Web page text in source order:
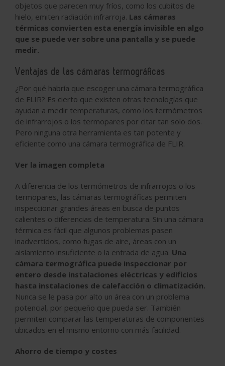
objetos que parecen muy fríos, como los cubitos de
hielo, emiten radiación infrarroja. Las cámaras
térmicas convierten esta energía invisible en algo
que se puede ver sobre una pantalla y se puede
medir.
Ventajas de las cámaras termográficas
¿Por qué habría que escoger una cámara termográfica
de FLIR? Es cierto que existen otras tecnologías que
ayudan a medir temperaturas, como los termómetros
de infrarrojos o los termopares por citar tan solo dos.
Pero ninguna otra herramienta es tan potente y
eficiente como una cámara termográfica de FLIR.
Ver la imagen completa
A diferencia de los termómetros de infrarrojos o los
termopares, las cámaras termográficas permiten
inspeccionar grandes áreas en busca de puntos
calientes o diferencias de temperatura. Sin una cámara
térmica es fácil que algunos problemas pasen
inadvertidos, como fugas de aire, áreas con un
aislamiento insuficiente o la entrada de agua. Una
cámara termográfica puede inspeccionar por
entero desde instalaciones eléctricas y edificios
hasta instalaciones de calefacción o climatización.
Nunca se le pasa por alto un área con un problema
potencial, por pequeño que pueda ser. También
permiten comparar las temperaturas de componentes
ubicados en el mismo entorno con más facilidad.
Ahorro de tiempo y costes